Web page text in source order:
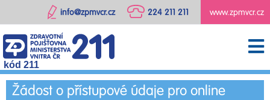
www.zpmvcr.cz
224 211 211
info@zpmvcr.cz
kód 211
Žádost o přístupové údaje pro online